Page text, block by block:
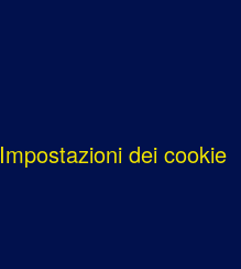
Impostazioni dei cookie